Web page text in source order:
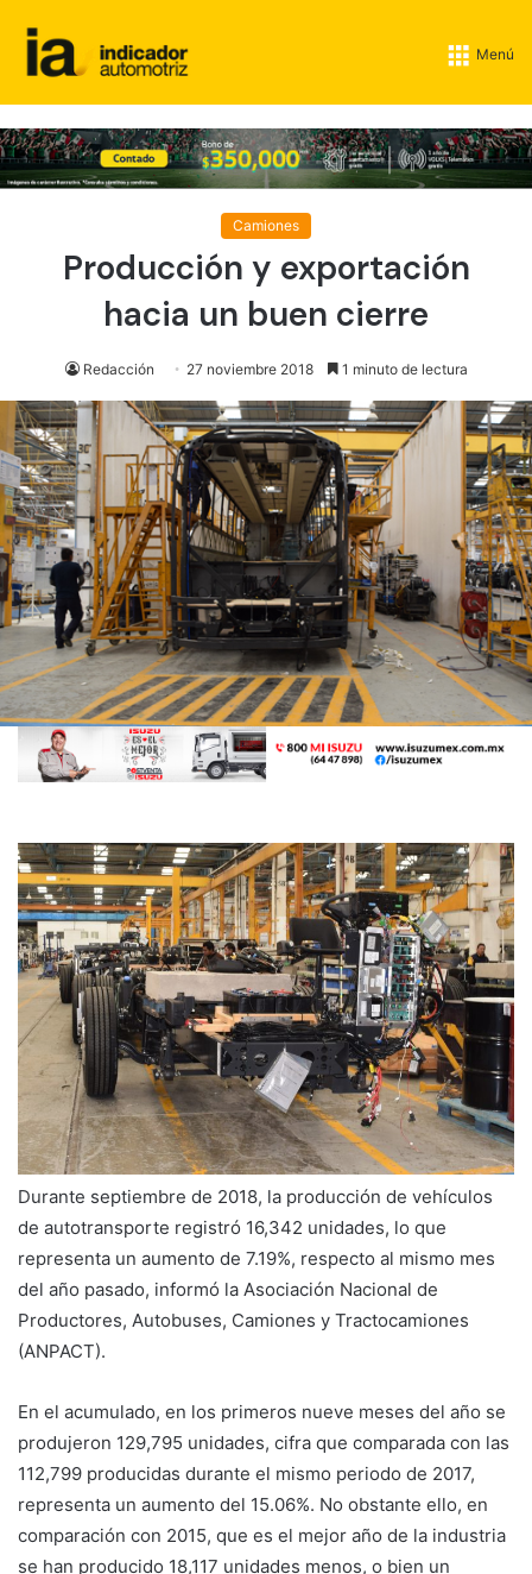
Menú
Camiones
Producción y exportación
hacia un buen cierre
Redacción 27 noviembre 2018 1 minuto de lectura
Durante septiembre de 2018, la producción de vehículos
de autotransporte registró 16,342 unidades, lo que
representa un aumento de 7.19%, respecto al mismo mes
del año pasado, informó la Asociación Nacional de
Productores, Autobuses, Camiones y Tractocamiones
(ANPACT).
En el acumulado, en los primeros nueve meses del año se
produjeron 129,795 unidades, cifra que comparada con las
112,799 producidas durante el mismo periodo de 2017,
representa un aumento del 15.06%. No obstante ello, en
comparación con 2015, que es el mejor año de la industria
se han producido 18,117 unidades menos, o bien un